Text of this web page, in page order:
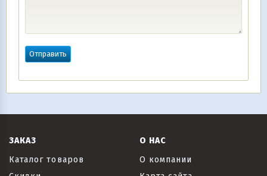
ЗАКАЗ
Каталог товаров
О НАС
О компании